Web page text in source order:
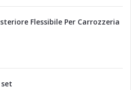
Flessibile Per Carrozzeria